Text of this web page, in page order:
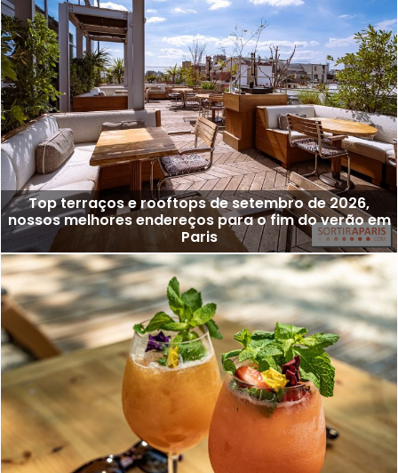
Top terraços e rooftops de setembro de 2026,
nossos melhores endereços para o fim do verão em
Paris